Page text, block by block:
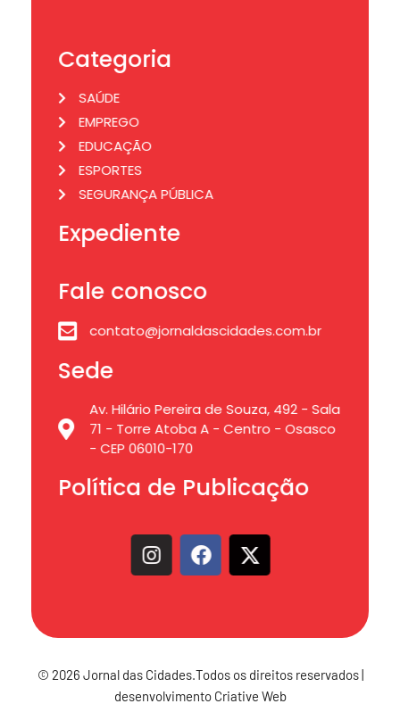
Categoria
SAÚDE
EMPREGO
EDUCAÇÃO
ESPORTES
SEGURANÇA PÚBLICA
Expediente
Fale conosco
contato@jornaldascidades.com.br
Sede
Av. Hilário Pereira de Souza, 492 - Sala
71 - Torre Atoba A - Centro - Osasco
- CEP 06010-170
Política de Publicação
© 2026 Jornal das Cidades.Todos os direitos reservados |
desenvolvimento Criative Web